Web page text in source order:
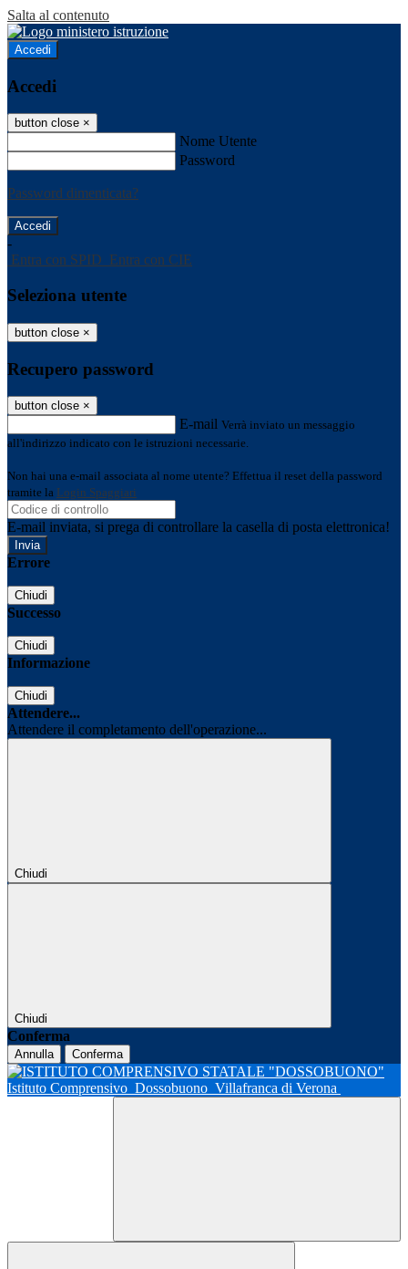
Salta al contenuto
Accedi
Accedi
button close ×
Nome Utente
Password
Password dimenticata?
-
Entra con SPID Entra con CIE
Seleziona utente
button close ×
Recupero password
button close ×
E-mail Verrà inviato un messaggio
all'indirizzo indicato con le istruzioni necessarie.
Non hai una e-mail associata al nome utente? Effettua il reset della password
tramite la Login Spaggiari
E-mail inviata, si prega di controllare la casella di posta elettronica!
Errore
Chiudi
Successo
Chiudi
Informazione
Chiudi
Attendere...
Attendere il completamento dell'operazione...
Chiudi
Chiudi
Conferma
Annulla Conferma
Istituto Comprensivo Dossobuono Villafranca di Verona